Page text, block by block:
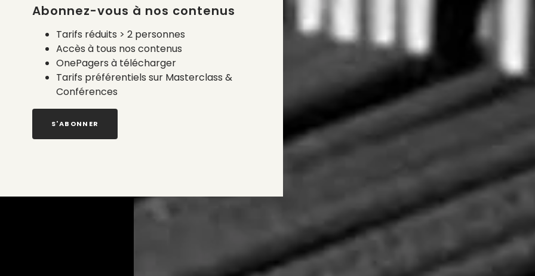
Abonnez-vous à nos contenus
Tarifs réduits > 2 personnes
Accès à tous nos contenus
OnePagers à télécharger
Tarifs préférentiels sur Masterclass &
Conférences
S'ABONNER